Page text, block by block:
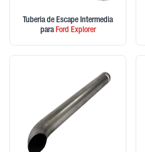
Tuberia de Escape Intermedia
paraFord Explorer